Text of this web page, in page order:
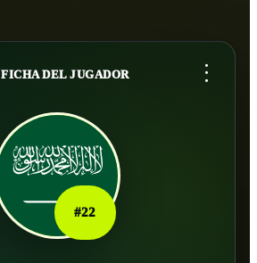
FICHA DEL JUGADOR ...
#22